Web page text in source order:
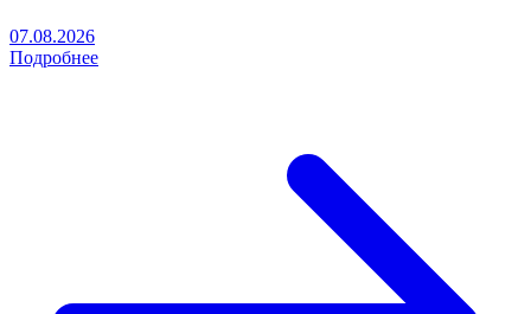
07.08.2026
Подробнее